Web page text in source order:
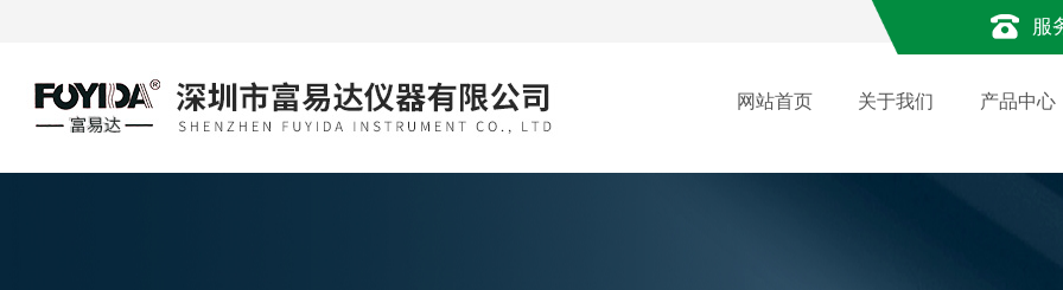
服
网站首页 关于我们 产品中心